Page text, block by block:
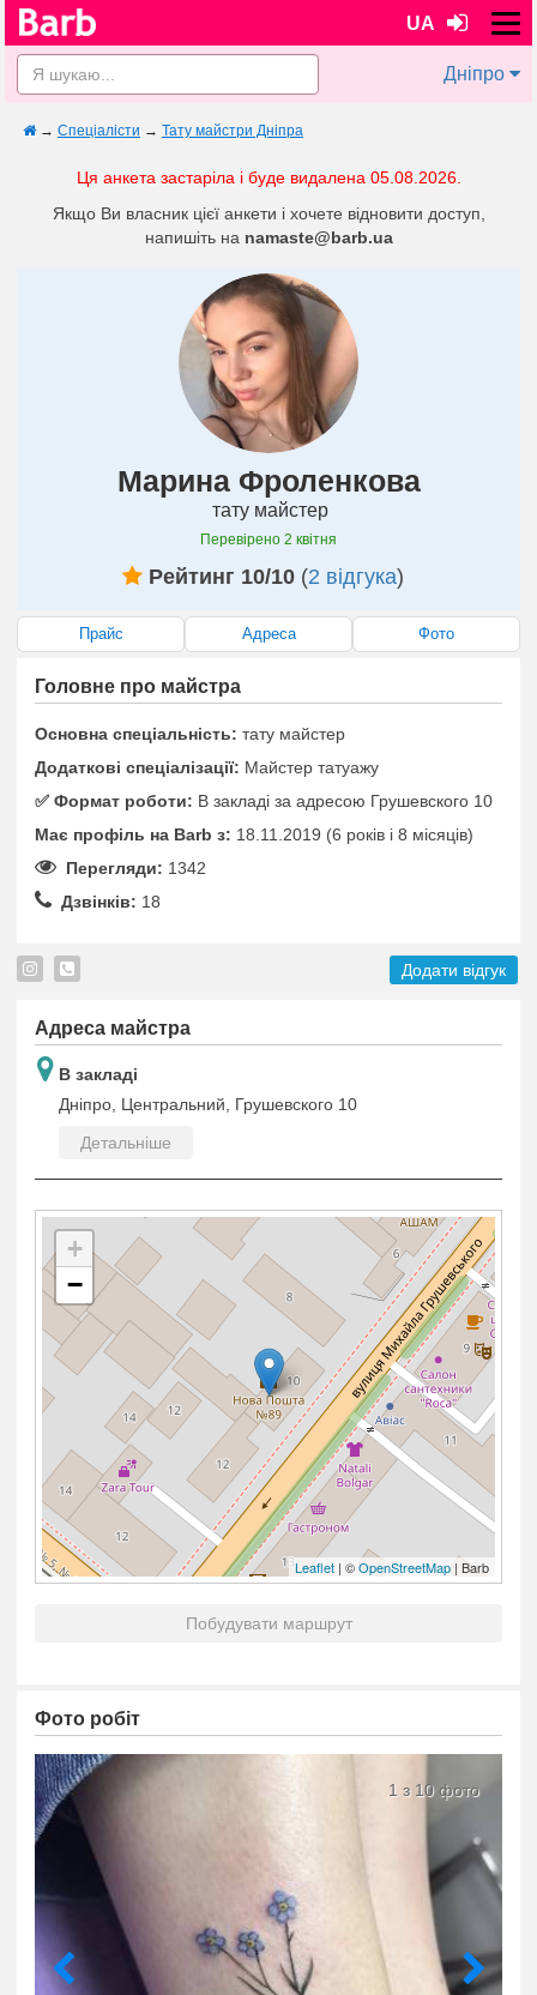
UA
Дніпро
→ Спеціалісти → Тату майстри Дніпра
Ця анкета застаріла і буде видалена 05.08.2026.
Якщо Ви власник цієї анкети і хочете відновити доступ,
напишіть на namaste@barb.ua
Марина Фроленкова
тату майстер
Перевірено 2 квітня
Рейтинг 10/10(2 відгука)
Прайс Адреса Фото
Головне про майстра
Основна спеціальність: тату майстер
Додаткові спеціалізації: Майстер татуажу
✅️ Формат роботи: В закладі за адресою Грушевского 10
Має профіль на Barb з: 18.11.2019 (6 років i 8 місяців)
Перегляди: 1342
Дзвінків: 18
Додати відгук
Адреса майстра
В закладі
Дніпро, Центральний, Грушевского 10
Детальніше
+
−
Leaflet | ©OpenStreetMap | Barb
Побудувати маршрут
Фото робіт
1 з 10 фото